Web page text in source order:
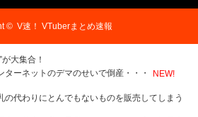
© V速！ VTuberまとめ速報
大集合！
ーネットのデマのせいで倒産・・・
NEW!
の代わりにとんでもないものを販売してしまう